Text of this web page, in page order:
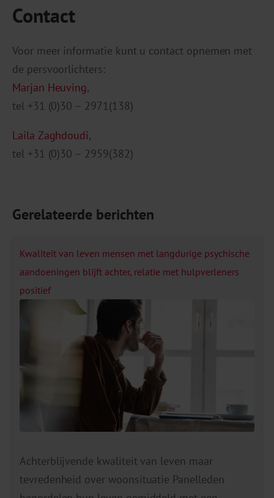
Contact
Voor meer informatie kunt u contact opnemen met
de persvoorlichters:
Marjan Heuving,
tel +31 (0)30 – 2971(138)
Laila Zaghdoudi,
tel +31 (0)30 – 2959(382)
Gerelateerde berichten
Kwaliteit van leven mensen met langdurige psychische
aandoeningen blijft achter, relatie met hulpverleners
positief
Achterblijvende kwaliteit van leven maar
tevredenheid over woonsituatie Panelleden